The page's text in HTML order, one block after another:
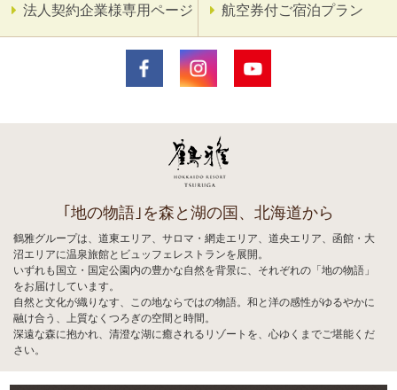
法人契約企業様専用ページ 航空券付ご宿泊プラン
｢地の物語｣を森と湖の国、北海道から
鶴雅グループは、道東エリア、サロマ・網走エリア、道央エリア、函館・大
沼エリアに温泉旅館とビュッフェレストランを展開。
いずれも国立・国定公園内の豊かな自然を背景に、それぞれの「地の物語」
をお届けしています。
自然と文化が織りなす、この地ならではの物語。和と洋の感性がゆるやかに
融け合う、上質なくつろぎの空間と時間。
深遠な森に抱かれ、清澄な湖に癒されるリゾートを、心ゆくまでご堪能くだ
さい。